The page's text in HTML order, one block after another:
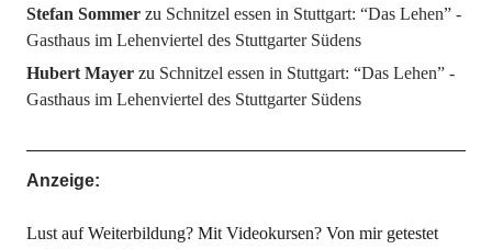
Stefan Sommerzu Schnitzel essen in Stuttgart: “Das Lehen” -
Gasthaus im Lehenviertel des Stuttgarter Südens
Hubert Mayerzu Schnitzel essen in Stuttgart: “Das Lehen” -
Gasthaus im Lehenviertel des Stuttgarter Südens
Anzeige:
Lust auf Weiterbildung? Mit Videokursen? Von mir getestet